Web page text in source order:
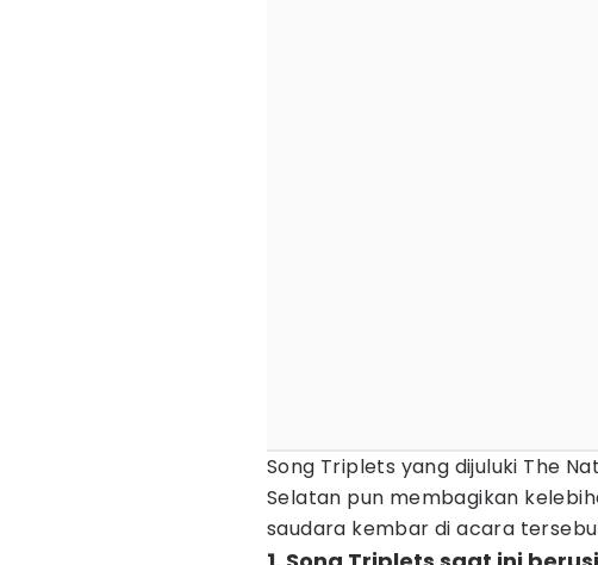
Song Triplets yang dijuluki The
Selatan pun membagikan
saudara kembar di acara